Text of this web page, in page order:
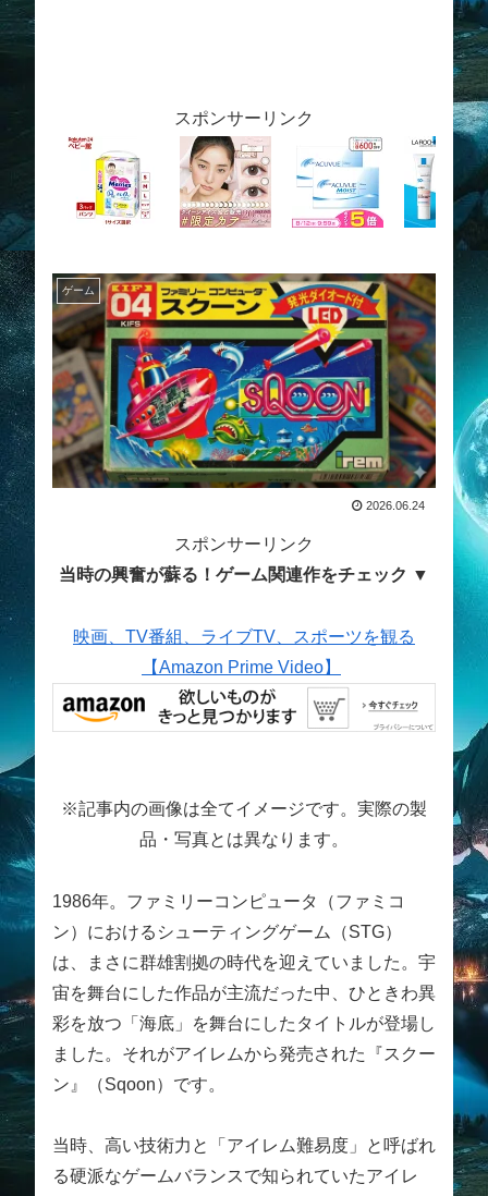
スポンサーリンク
ゲーム
2026.06.24
スポンサーリンク
当時の興奮が蘇る！ゲーム関連作をチェック ▼
映画、TV番組、ライブTV、スポーツを観る
【Amazon Prime Video】
※記事内の画像は全てイメージです。実際の製
品・写真とは異なります。
1986年。ファミリーコンピュータ（ファミコ
ン）におけるシューティングゲーム（STG）
は、まさに群雄割拠の時代を迎えていました。宇
宙を舞台にした作品が主流だった中、ひときわ異
彩を放つ「海底」を舞台にしたタイトルが登場し
ました。それがアイレムから発売された『スクー
ン』（Sqoon）です。
当時、高い技術力と「アイレム難易度」と呼ばれ
る硬派なゲームバランスで知られていたアイレ